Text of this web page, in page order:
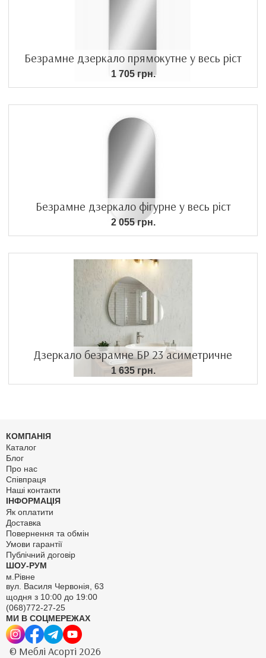
Безрамне дзеркало прямокутне у весь ріст
1 705 грн.
Безрамне дзеркало фігурне у весь ріст
2 055 грн.
Дзеркало безрамне БР 23 асиметричне
1 635 грн.
КОМПАНІЯ
Каталог
Блог
Про нас
Співпраця
Наші контакти
ІНФОРМАЦІЯ
Як оплатити
Доставка
Повернення та обмін
Умови гарантії
Публічний договір
ШОУ-РУМ
м.Рівне
вул. Василя Червонія, 63
щодня з 10:00 до 19:00
(068)772-27-25
МИ В СОЦМЕРЕЖАХ
© Меблі Асорті 2026